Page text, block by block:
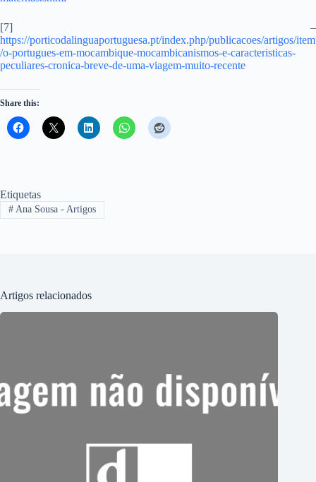
[7] –
https://porticodalinguaportuguesa.pt/index.php/publicacoes/artigos/item
/o-portugues-em-mocambique-mocambicanismos-e-caracteristicas-
peculiares-cronica-breve-de-uma-viagem-muito-recente
Share this:
Etiquetas
#Ana Sousa - Artigos
Artigos relacionados